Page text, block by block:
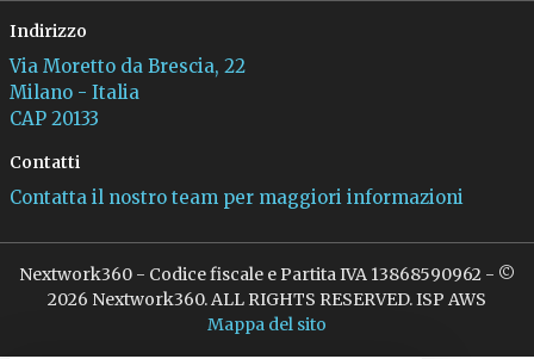
Indirizzo
Via Moretto da Brescia, 22
Milano - Italia
CAP 20133
Contatti
Contatta il nostro team per maggiori informazioni
Nextwork360 - Codice fiscale e Partita IVA 13868590962 - ©
2026 Nextwork360. ALL RIGHTS RESERVED. ISP AWS
Mappa del sito